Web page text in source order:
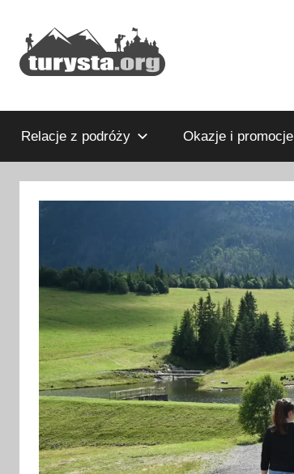
treści
Turysta.org
blog
podróżniczy
turystyczny
Relacje z podróży Okazje i promocje